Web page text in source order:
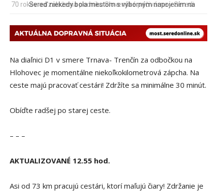
Sereď niekedy bola mestom s výborným napojením na
Na diaľnici D1 v smere Trnava- Trenčín za odbočkou na
Hlohovec je momentálne niekoľkokilometrová zápcha. Na
ceste majú pracovať cestári! Zdržíte sa minimálne 30 minút.
Obíďte radšej po starej ceste.
– – –
AKTUALIZOVANÉ 12.55 hod.
Asi od 73 km pracujú cestári, ktorí maľujú čiary! Zdržanie je